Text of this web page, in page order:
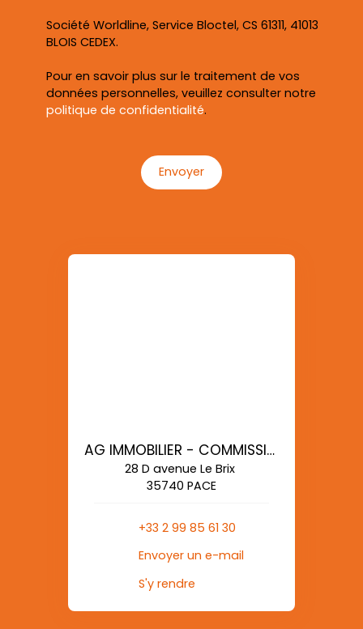
Société Worldline, Service Bloctel, CS 61311, 41013
BLOIS CEDEX.
Pour en savoir plus sur le traitement de vos
données personnelles, veuillez consulter notre
politique de confidentialité.
Envoyer
AG IMMOBILIER - COMMISSIONS REDUITES
28 D avenue Le Brix
35740 PACE
+33 2 99 85 61 30
Envoyer un e-mail
S'y rendre